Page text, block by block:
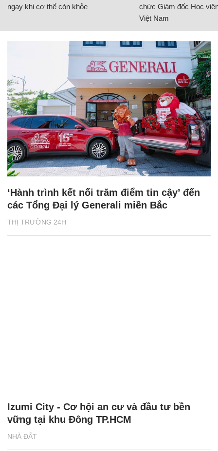
ngay khi cơ thể còn khỏe
chức Giám đốc Học
Việt Nam
THỊ TRƯỜNG 24H
‘Hành trình kết nối trăm điểm tin cậy’ đến
các Tổng Đại lý Generali miền Bắc
NHÀ ĐẤT
Izumi City - Cơ hội an cư và đầu tư bền
vững tại khu Đông TP.HCM